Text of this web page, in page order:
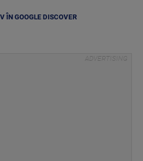
ÎN GOOGLE DISCOVER